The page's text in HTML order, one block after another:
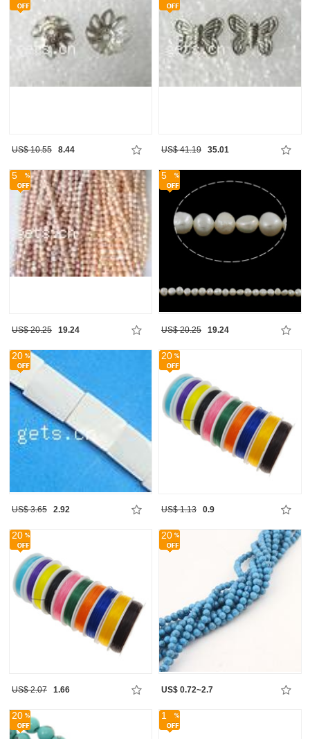
US$ 10.55 8.44 US$ 41.19 35.01
5
US$ 20.25 19.24
5
US$ 20.25 19.24
20
US$ 3.65 2.92
20
US$ 1.13 0.9
20
US$ 2.07 1.66
20
US$ 0.72~2.7
20 1